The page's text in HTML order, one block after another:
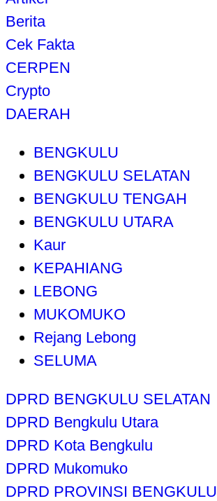
Berita
Cek Fakta
CERPEN
Crypto
DAERAH
BENGKULU
BENGKULU SELATAN
BENGKULU TENGAH
BENGKULU UTARA
Kaur
KEPAHIANG
LEBONG
MUKOMUKO
Rejang Lebong
SELUMA
DPRD BENGKULU SELATAN
DPRD Bengkulu Utara
DPRD Kota Bengkulu
DPRD Mukomuko
DPRD PROVINSI BENGKULU